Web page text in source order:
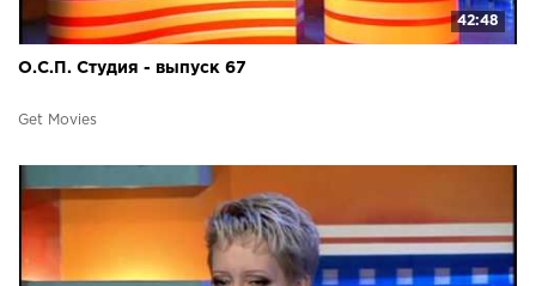
42:48
О.С.П. Студия - выпуск 67
Get Movies